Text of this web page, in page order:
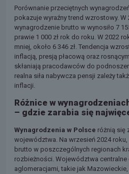
Porównanie przeciętnych
pokazuje wyraźny trend wzrostowy. W
wynagrodzenie brutto w wynosiło 7
prawie 1 000 zł rok do roku. W 2022
mniej, około 6 346 zł. Tendencja
inflacją, presją płacową oraz
skłaniają pracodawców do
realna siła nabywcza pensji zależy
inflacji.
Różnice w
– gdzie zarabia się
Wynagrodzenia w Polsce różnią się
województwa. Na wrzesień 2024
brutto w poszczególnych regionach
rozbieżności. Województwa centralne
aglomeracjami, takie jak